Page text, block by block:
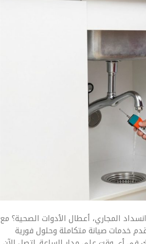
المجاري، أعطال الأدوات الصحية؟ مع
خدمات صيانة متكاملة وحلول فورية